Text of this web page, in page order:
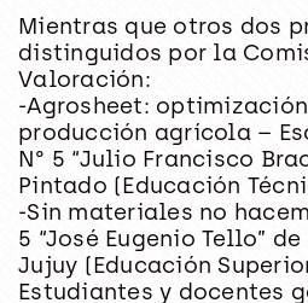
Mientras que otros dos
distinguidos por la
Valoración:
-Agrosheet:
producción agrícola –
N° 5 “Julio Francisco
Pintado (Educación
-Sin materiales no
5 “José Eugenio Tello”
Jujuy (Educación
Estudiantes y docentes